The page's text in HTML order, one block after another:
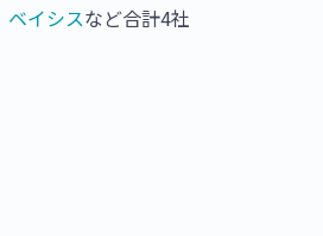
ベイシスなど合計4社